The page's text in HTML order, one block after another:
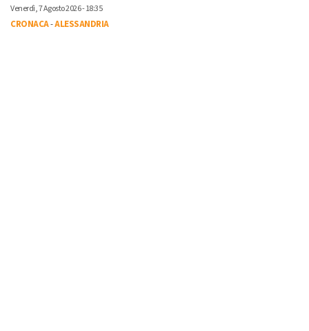
Venerdì, 7 Agosto 2026 - 18:35
CRONACA-ALESSANDRIA